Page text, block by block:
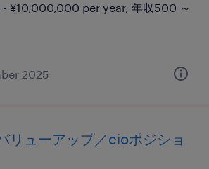
¥10,000,000 per year, 年収500 ～
2025
リューアップ／cioポジショ